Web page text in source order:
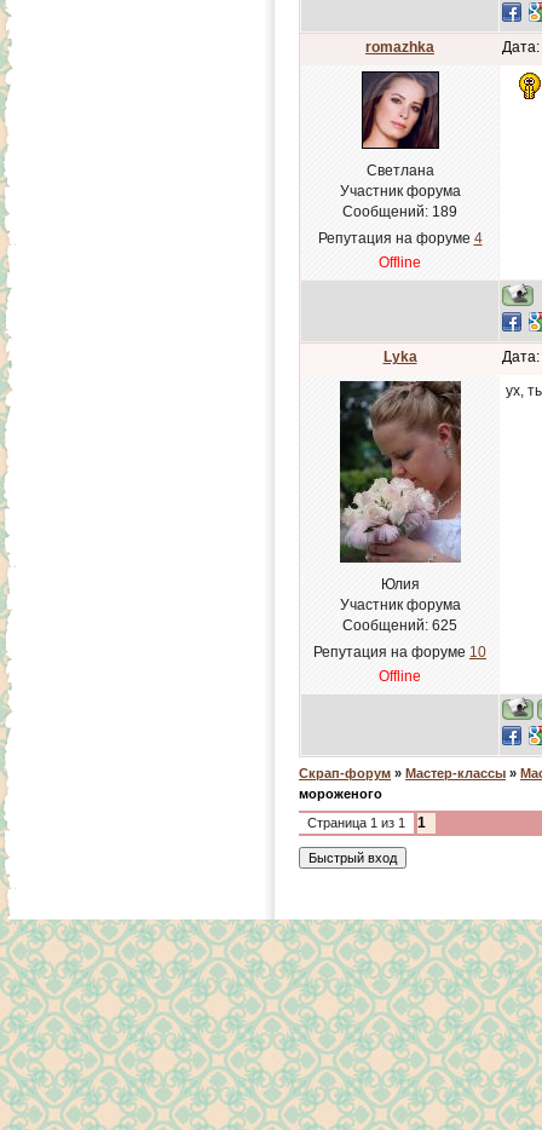
romazhka
Светлана
Участник форума
Сообщений: 189
Репутация на форуме 4
Offline
Lyka
Юлия
Участник форума
Сообщений: 625
Репутация на форуме 10
Offline
ух,
Скрап-форум » Мастер-классы »
мороженого
Страница 1 из 1 1